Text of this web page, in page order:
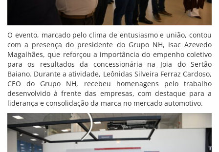
O evento, marcado pelo clima de entusiasmo e união, contou
com a presença do presidente do Grupo NH, Isac Azevedo
Magalhães, que reforçou a importância do empenho coletivo
para os resultados da concessionária na Joia do Sertão
Baiano. Durante a atividade, Leônidas Silveira Ferraz Cardoso,
CEO do Grupo NH, recebeu homenagens pelo trabalho
desenvolvido à frente das empresas, com destaque para a
liderança e consolidação da marca no mercado automotivo.